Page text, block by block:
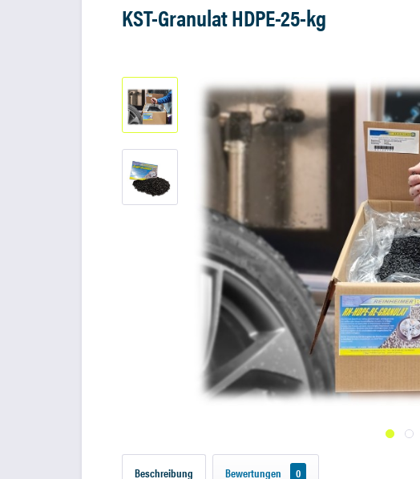
KST-Granulat HDPE-25-kg
Beschreibung Bewertungen 0